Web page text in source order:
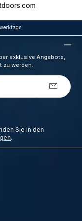
exklusive Angebote,
zu werden.
.